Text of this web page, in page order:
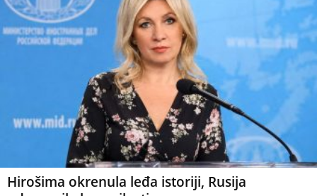
Hirošima okrenula leđa istoriji, Rusija